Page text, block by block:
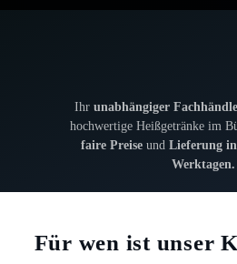
Ihr unabhängiger
hochwertige Heißgetränke im
faire Preise und Lieferung
Werktagen.
Für wen ist unser